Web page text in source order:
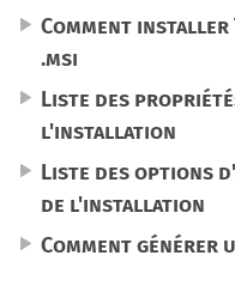
Comment installer
.msi
Liste des
l'installation
Liste des options
de l'installation
Comment